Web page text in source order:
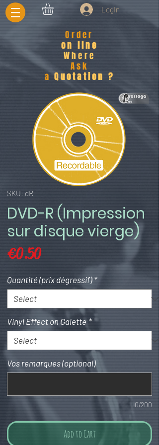
LogIn
Order
on line
Where
Ask
a Quotation ?
SKU: dR
DVD-R (Impression
sur disque vierge)
€0.50Price
Quantité (prix dégressif) *
Vinyl Effect on Galette *
Vos remarques (optional)
0/200
Add to Cart